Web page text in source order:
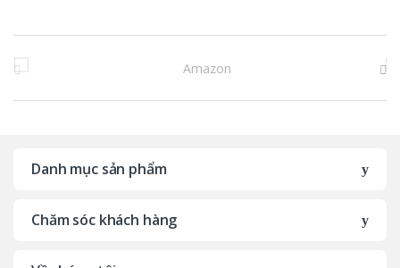
Danh mục sản phẩm
Chăm sóc khách hàng